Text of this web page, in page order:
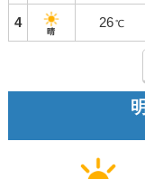
4
晴
26 ℃